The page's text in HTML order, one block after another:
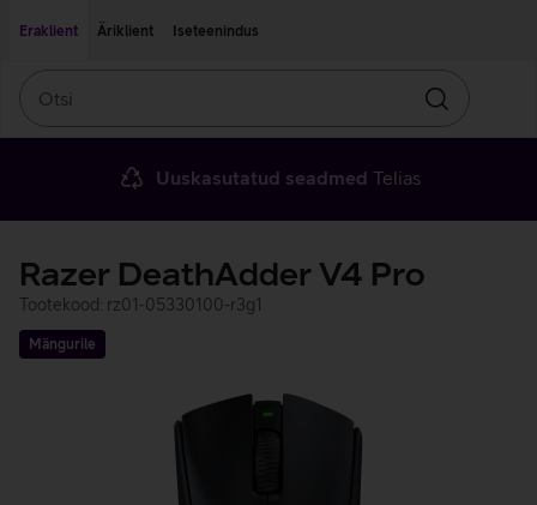
Eraklient
Äriklient Iseteenindus
Otsin
Uuskasutatud seadmed Telias
Razer DeathAdder V4 Pro
Tootekood: rz01-05330100-r3g1
Mängurile